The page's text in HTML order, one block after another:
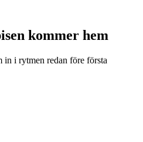
kommer hem
in i rytmen redan före första